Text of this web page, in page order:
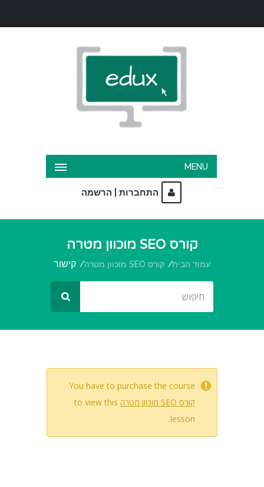
MENU
התחברות הרשמה
קורס SEO מוכוון מטרה
עמוד הבית קורס SEO מוכוון מטרה קישור
You have to purchase the course
קורס SEO מוכוון מטרה
to view this
lesson.